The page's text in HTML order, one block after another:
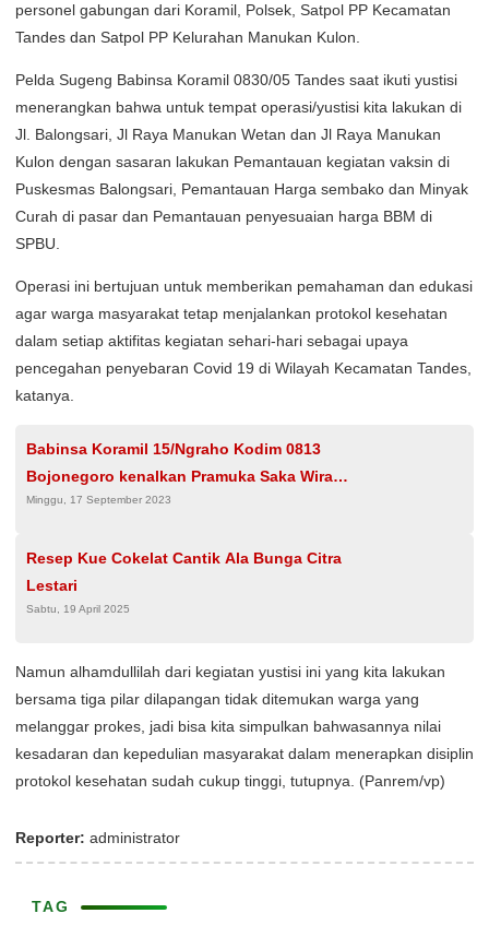
personel gabungan dari Koramil, Polsek, Satpol PP Kecamatan
Tandes dan Satpol PP Kelurahan Manukan Kulon.
Pelda Sugeng Babinsa Koramil 0830/05 Tandes saat ikuti yustisi
menerangkan bahwa untuk tempat operasi/yustisi kita lakukan di
Jl. Balongsari, Jl Raya Manukan Wetan dan Jl Raya Manukan
Kulon dengan sasaran lakukan Pemantauan kegiatan vaksin di
Puskesmas Balongsari, Pemantauan Harga sembako dan Minyak
Curah di pasar dan Pemantauan penyesuaian harga BBM di
SPBU.
Operasi ini bertujuan untuk memberikan pemahaman dan edukasi
agar warga masyarakat tetap menjalankan protokol kesehatan
dalam setiap aktifitas kegiatan sehari-hari sebagai upaya
pencegahan penyebaran Covid 19 di Wilayah Kecamatan Tandes,
katanya.
Babinsa Koramil 15/Ngraho Kodim 0813
Bojonegoro kenalkan Pramuka Saka Wira
Kartika*
Minggu, 17 September 2023
Resep Kue Cokelat Cantik Ala Bunga Citra
Lestari
Sabtu, 19 April 2025
Namun alhamdullilah dari kegiatan yustisi ini yang kita lakukan
bersama tiga pilar dilapangan tidak ditemukan warga yang
melanggar prokes, jadi bisa kita simpulkan bahwasannya nilai
kesadaran dan kepedulian masyarakat dalam menerapkan disiplin
protokol kesehatan sudah cukup tinggi, tutupnya. (Panrem/vp)
Reporter: administrator
TAG